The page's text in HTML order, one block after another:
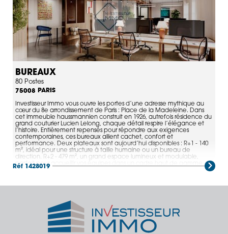
BUREAUX
80 Postes
75008 PARIS
Investisseur Immo vous ouvre les portes d’une adresse mythique au
cœur du 8e arrondissement de Paris : Place de la Madeleine. Dans
cet immeuble haussmannien construit en 1926, autrefois résidence du
grand couturier Lucien Lelong, chaque détail respire l’élégance et
l’histoire. Entièrement repensés pour répondre aux exigences
contemporaines, ces bureaux allient cachet, confort et
performance. Deux plateaux sont aujourd’hui disponibles : R+1 - 140
m², idéal pour une structure à taille humaine ou un bureau de
direction. R+2 - 479 m², un grand espace lumineux et modulable,
parfait pour accueillir vos équipes dans un cadre haut de gamme.
L’immeuble se distingue par son emplacement exceptionnel,
l’Olympia, le musée du Jeu de Paume et celui de l’Orangerie.
Réf 1428019